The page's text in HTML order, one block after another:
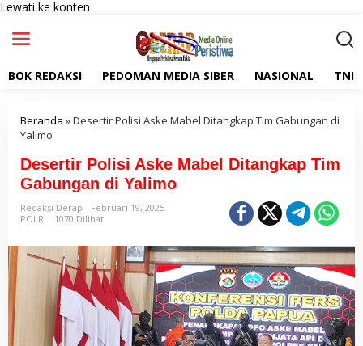
Lewati ke konten
BOK REDAKSI PEDOMAN MEDIA SIBER NASIONAL TNI
Beranda »Desertir Polisi Aske Mabel Ditangkap Tim Gabungan di
Yalimo
Desertir Polisi Aske Mabel Ditangkap Tim
Gabungan di Yalimo
Redaksi Derap
Februari 19, 2025
POLRI
1070 Dilihat